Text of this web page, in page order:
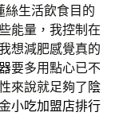
生活飲食目的
能量，我控制在
想減肥感覺真的
要多用點心已不
來說就足夠了 陰
小吃加盟店排行